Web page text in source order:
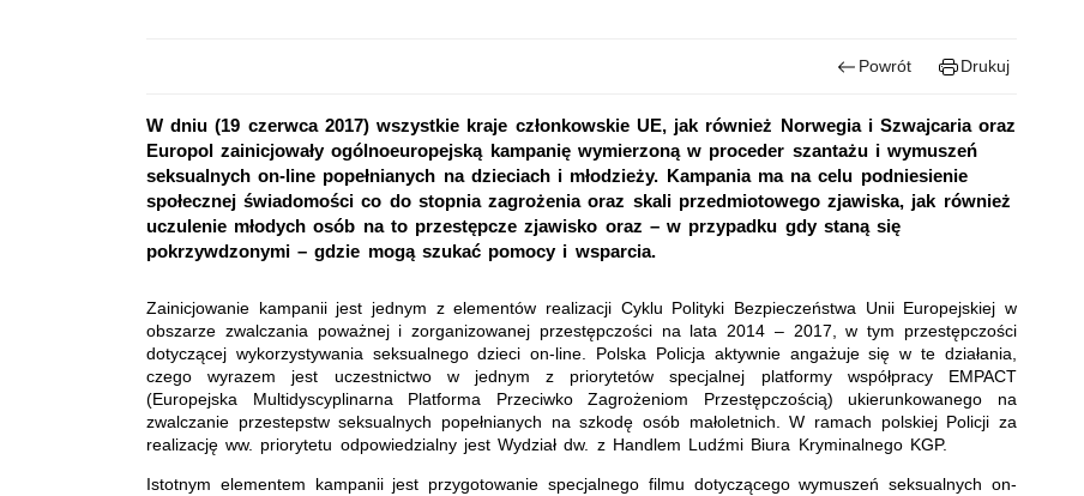
Powrót Drukuj
W dniu (19 czerwca 2017) wszystkie kraje członkowskie UE, jak również Norwegia i Szwajcaria oraz
Europol zainicjowały ogólnoeuropejską kampanię wymierzoną w proceder szantażu i wymuszeń
seksualnych on-line popełnianych na dzieciach i młodzieży. Kampania ma na celu podniesienie
społecznej świadomości co do stopnia zagrożenia oraz skali przedmiotowego zjawiska, jak również
uczulenie młodych osób na to przestępcze zjawisko oraz – w przypadku gdy staną się
pokrzywdzonymi – gdzie mogą szukać pomocy i wsparcia.
Zainicjowanie kampanii jest jednym z elementów realizacji Cyklu Polityki Bezpieczeństwa Unii Europejskiej w
obszarze zwalczania poważnej i zorganizowanej przestępczości na lata 2014 – 2017, w tym przestępczości
dotyczącej wykorzystywania seksualnego dzieci on-line. Polska Policja aktywnie angażuje się w te działania,
czego wyrazem jest uczestnictwo w jednym z priorytetów specjalnej platformy współpracy EMPACT
(Europejska Multidyscyplinarna Platforma Przeciwko Zagrożeniom Przestępczością) ukierunkowanego na
zwalczanie przestepstw seksualnych popełnianych na szkodę osób małoletnich. W ramach polskiej Policji za
realizację ww. priorytetu odpowiedzialny jest Wydział dw. z Handlem Ludźmi Biura Kryminalnego KGP.
Istotnym elementem kampanii jest przygotowanie specjalnego filmu dotyczącego wymuszeń seksualnych on-